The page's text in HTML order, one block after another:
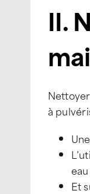
II.
à
Une
Et